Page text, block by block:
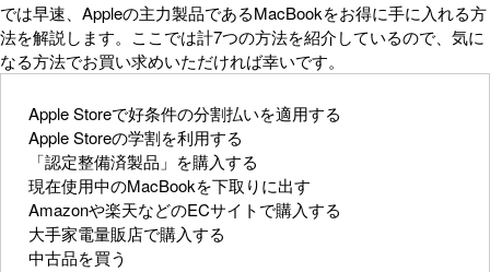
では早速、Appleの主力製品であるMacBookをお得に手に入れる方
法を解説します。ここでは計7つの方法を紹介しているので、気に
なる方法でお買い求めいただければ幸いです。
Apple Storeで好条件の分割払いを適用する
Apple Storeの学割を利用する
「認定整備済製品」を購入する
現在使用中のMacBookを下取りに出す
Amazonや楽天などのECサイトで購入する
大手家電量販店で購入する
中古品を買う